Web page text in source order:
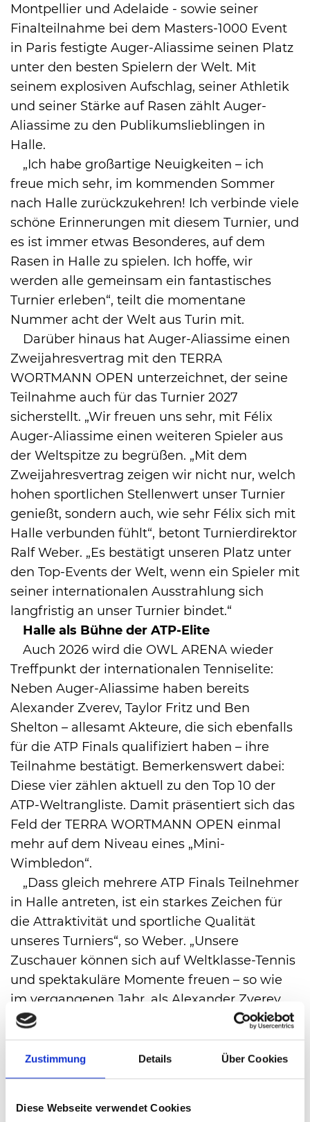
Zustimmung Details Über Cookies
Diese Webseite verwendet Cookies
Montpellier und Adelaide - sowie seiner
Finalteilnahme bei dem Masters-1000 Event
in Paris festigte Auger-Aliassime seinen Platz
unter den besten Spielern der Welt. Mit
seinem explosiven Aufschlag, seiner Athletik
und seiner Stärke auf Rasen zählt Auger-
Aliassime zu den Publikumslieblingen in
Halle.
„Ich habe großartige Neuigkeiten – ich
freue mich sehr, im kommenden Sommer
nach Halle zurückzukehren! Ich verbinde viele
schöne Erinnerungen mit diesem Turnier, und
es ist immer etwas Besonderes, auf dem
Rasen in Halle zu spielen. Ich hoffe, wir
werden alle gemeinsam ein fantastisches
Turnier erleben“, teilt die momentane
Nummer acht der Welt aus Turin mit.
Darüber hinaus hat Auger-Aliassime einen
Zweijahresvertrag mit den TERRA
WORTMANN OPEN unterzeichnet, der seine
Teilnahme auch für das Turnier 2027
sicherstellt. „Wir freuen uns sehr, mit Félix
Auger-Aliassime einen weiteren Spieler aus
der Weltspitze zu begrüßen. „Mit dem
Zweijahresvertrag zeigen wir nicht nur, welch
hohen sportlichen Stellenwert unser Turnier
genießt, sondern auch, wie sehr Félix sich mit
Halle verbunden fühlt“, betont Turnierdirektor
Ralf Weber. „Es bestätigt unseren Platz unter
den Top-Events der Welt, wenn ein Spieler mit
seiner internationalen Ausstrahlung sich
langfristig an unser Turnier bindet.“
Halle als Bühne der ATP-Elite
Auch 2026 wird die OWL ARENA wieder
Treffpunkt der internationalen Tenniselite:
Neben Auger-Aliassime haben bereits
Alexander Zverev, Taylor Fritz und Ben
Shelton – allesamt Akteure, die sich ebenfalls
für die ATP Finals qualifiziert haben – ihre
Teilnahme bestätigt. Bemerkenswert dabei:
Diese vier zählen aktuell zu den Top 10 der
ATP-Weltrangliste. Damit präsentiert sich das
Feld der TERRA WORTMANN OPEN einmal
mehr auf dem Niveau eines „Mini-
Wimbledon“.
„Dass gleich mehrere ATP Finals Teilnehmer
in Halle antreten, ist ein starkes Zeichen für
die Attraktivität und sportliche Qualität
unseres Turniers“, so Weber. „Unsere
Zuschauer können sich auf Weltklasse-Tennis
und spektakuläre Momente freuen – so wie
im vergangenen Jahr, als Alexander Zverev
im Halbfinalegegen Daniil Medvedev den
offiziellen „ATP Shot of the Year 2025“ spielte.
Solche Szenen machen Halle zu einem
besonderen Ort im Tennisjahr.“
Performance erreicht neue Höchstwerte